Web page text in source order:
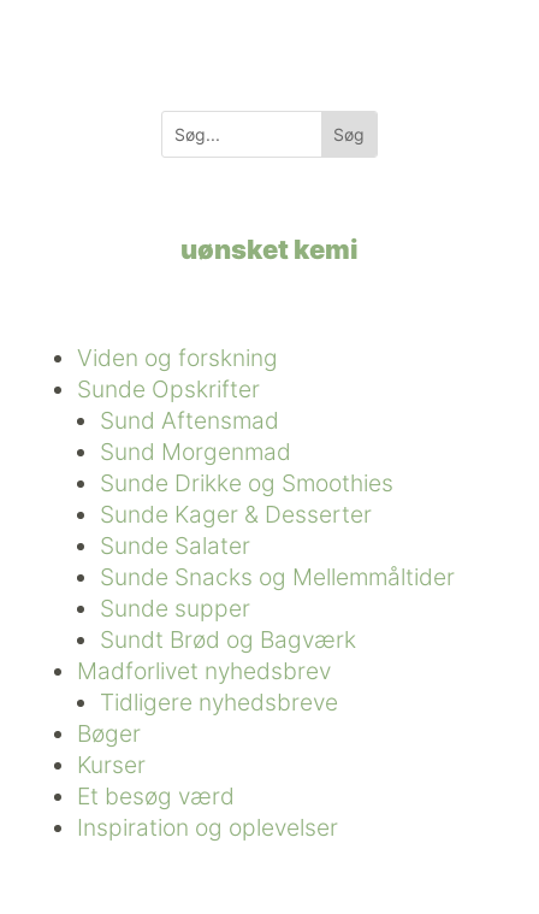
uønsket kemi
Viden og forskning
Sunde Opskrifter
Sund Aftensmad
Sund Morgenmad
Sunde Drikke og Smoothies
Sunde Kager & Desserter
Sunde Salater
Sunde Snacks og Mellemmåltider
Sunde supper
Sundt Brød og Bagværk
Madforlivet nyhedsbrev
Tidligere nyhedsbreve
Bøger
Kurser
Et besøg værd
Inspiration og oplevelser